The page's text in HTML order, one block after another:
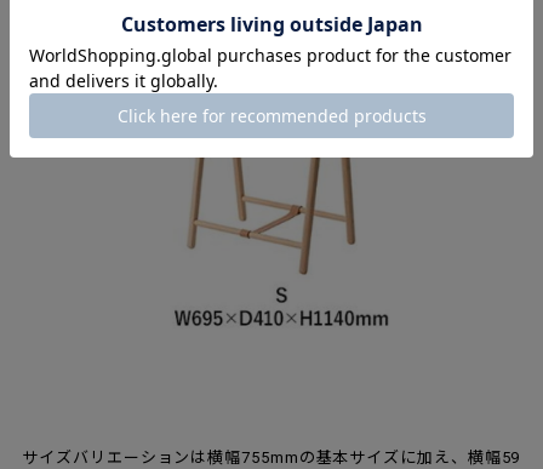
サイズバリエーションは横幅755mmの基本サイズに加え、横幅59